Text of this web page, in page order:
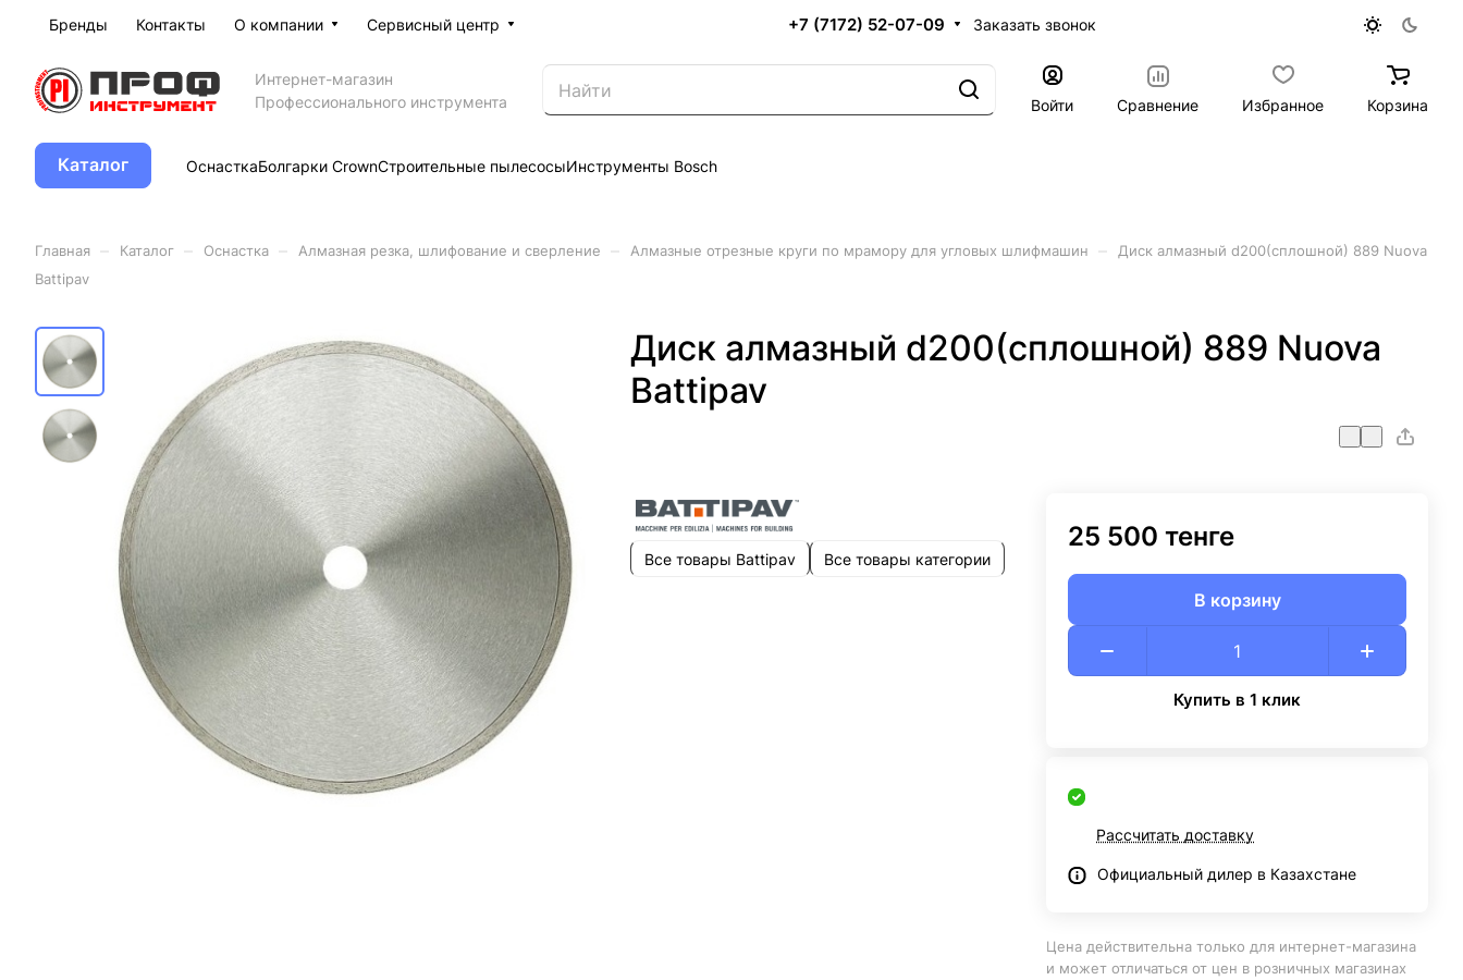
Бренды Контакты О компании Сервисный центр +7 (7172) 52-07-09 Заказать звонок
Интернет-магазин
Профессионального инструмента
Войти Сравнение Избранное Корзина
Каталог ОснасткаБолгарки CrownСтроительные пылесосыИнструменты Bosch
Главная Каталог Оснастка Алмазная резка, шлифование и сверление Алмазные отрезные круги по мрамору для угловых шлифмашин
Диск алмазный d200(сплошной) 889 Nuova
Battipav
Диск алмазный d200(сплошной) 889 Nuova
Battipav
Все товары Battipav Все товары категории
25 500 тенге
В корзину
Купить в 1 клик
Рассчитать доставку
Официальный дилер в Казахстане
Цена действительна только для интернет-магазина
и может отличаться от цен в розничных магазинах